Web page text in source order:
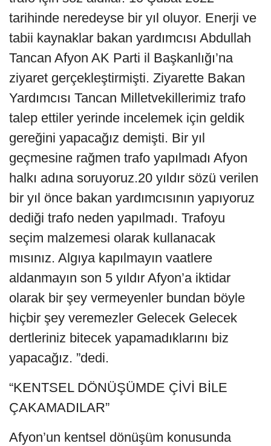
tarihinde neredeyse bir yıl oluyor. Enerji ve
tabii kaynaklar bakan yardımcısı Abdullah
Tancan Afyon AK Parti il Başkanlığı’na
ziyaret gerçekleştirmişti. Ziyarette Bakan
Yardımcısı Tancan Milletvekillerimiz trafo
talep ettiler yerinde incelemek için geldik
gereğini yapacağız demişti. Bir yıl
geçmesine rağmen trafo yapılmadı Afyon
halkı adına soruyoruz.20 yıldır sözü verilen
bir yıl önce bakan yardımcısının yapıyoruz
dediği trafo neden yapılmadı. Trafoyu
seçim malzemesi olarak kullanacak
mısınız. Algıya kapılmayın vaatlere
aldanmayın son 5 yıldır Afyon’a iktidar
olarak bir şey vermeyenler bundan böyle
hiçbir şey veremezler Gelecek Gelecek
dertleriniz bitecek yapamadıklarını biz
yapacağız. ”dedi.
“KENTSEL DÖNÜŞÜMDE ÇİVİ BİLE
ÇAKAMADILAR”
Afyon’un kentsel dönüşüm konusunda